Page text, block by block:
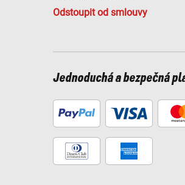
Odstoupit od smlouvy
Jednoduchá a bezpečná